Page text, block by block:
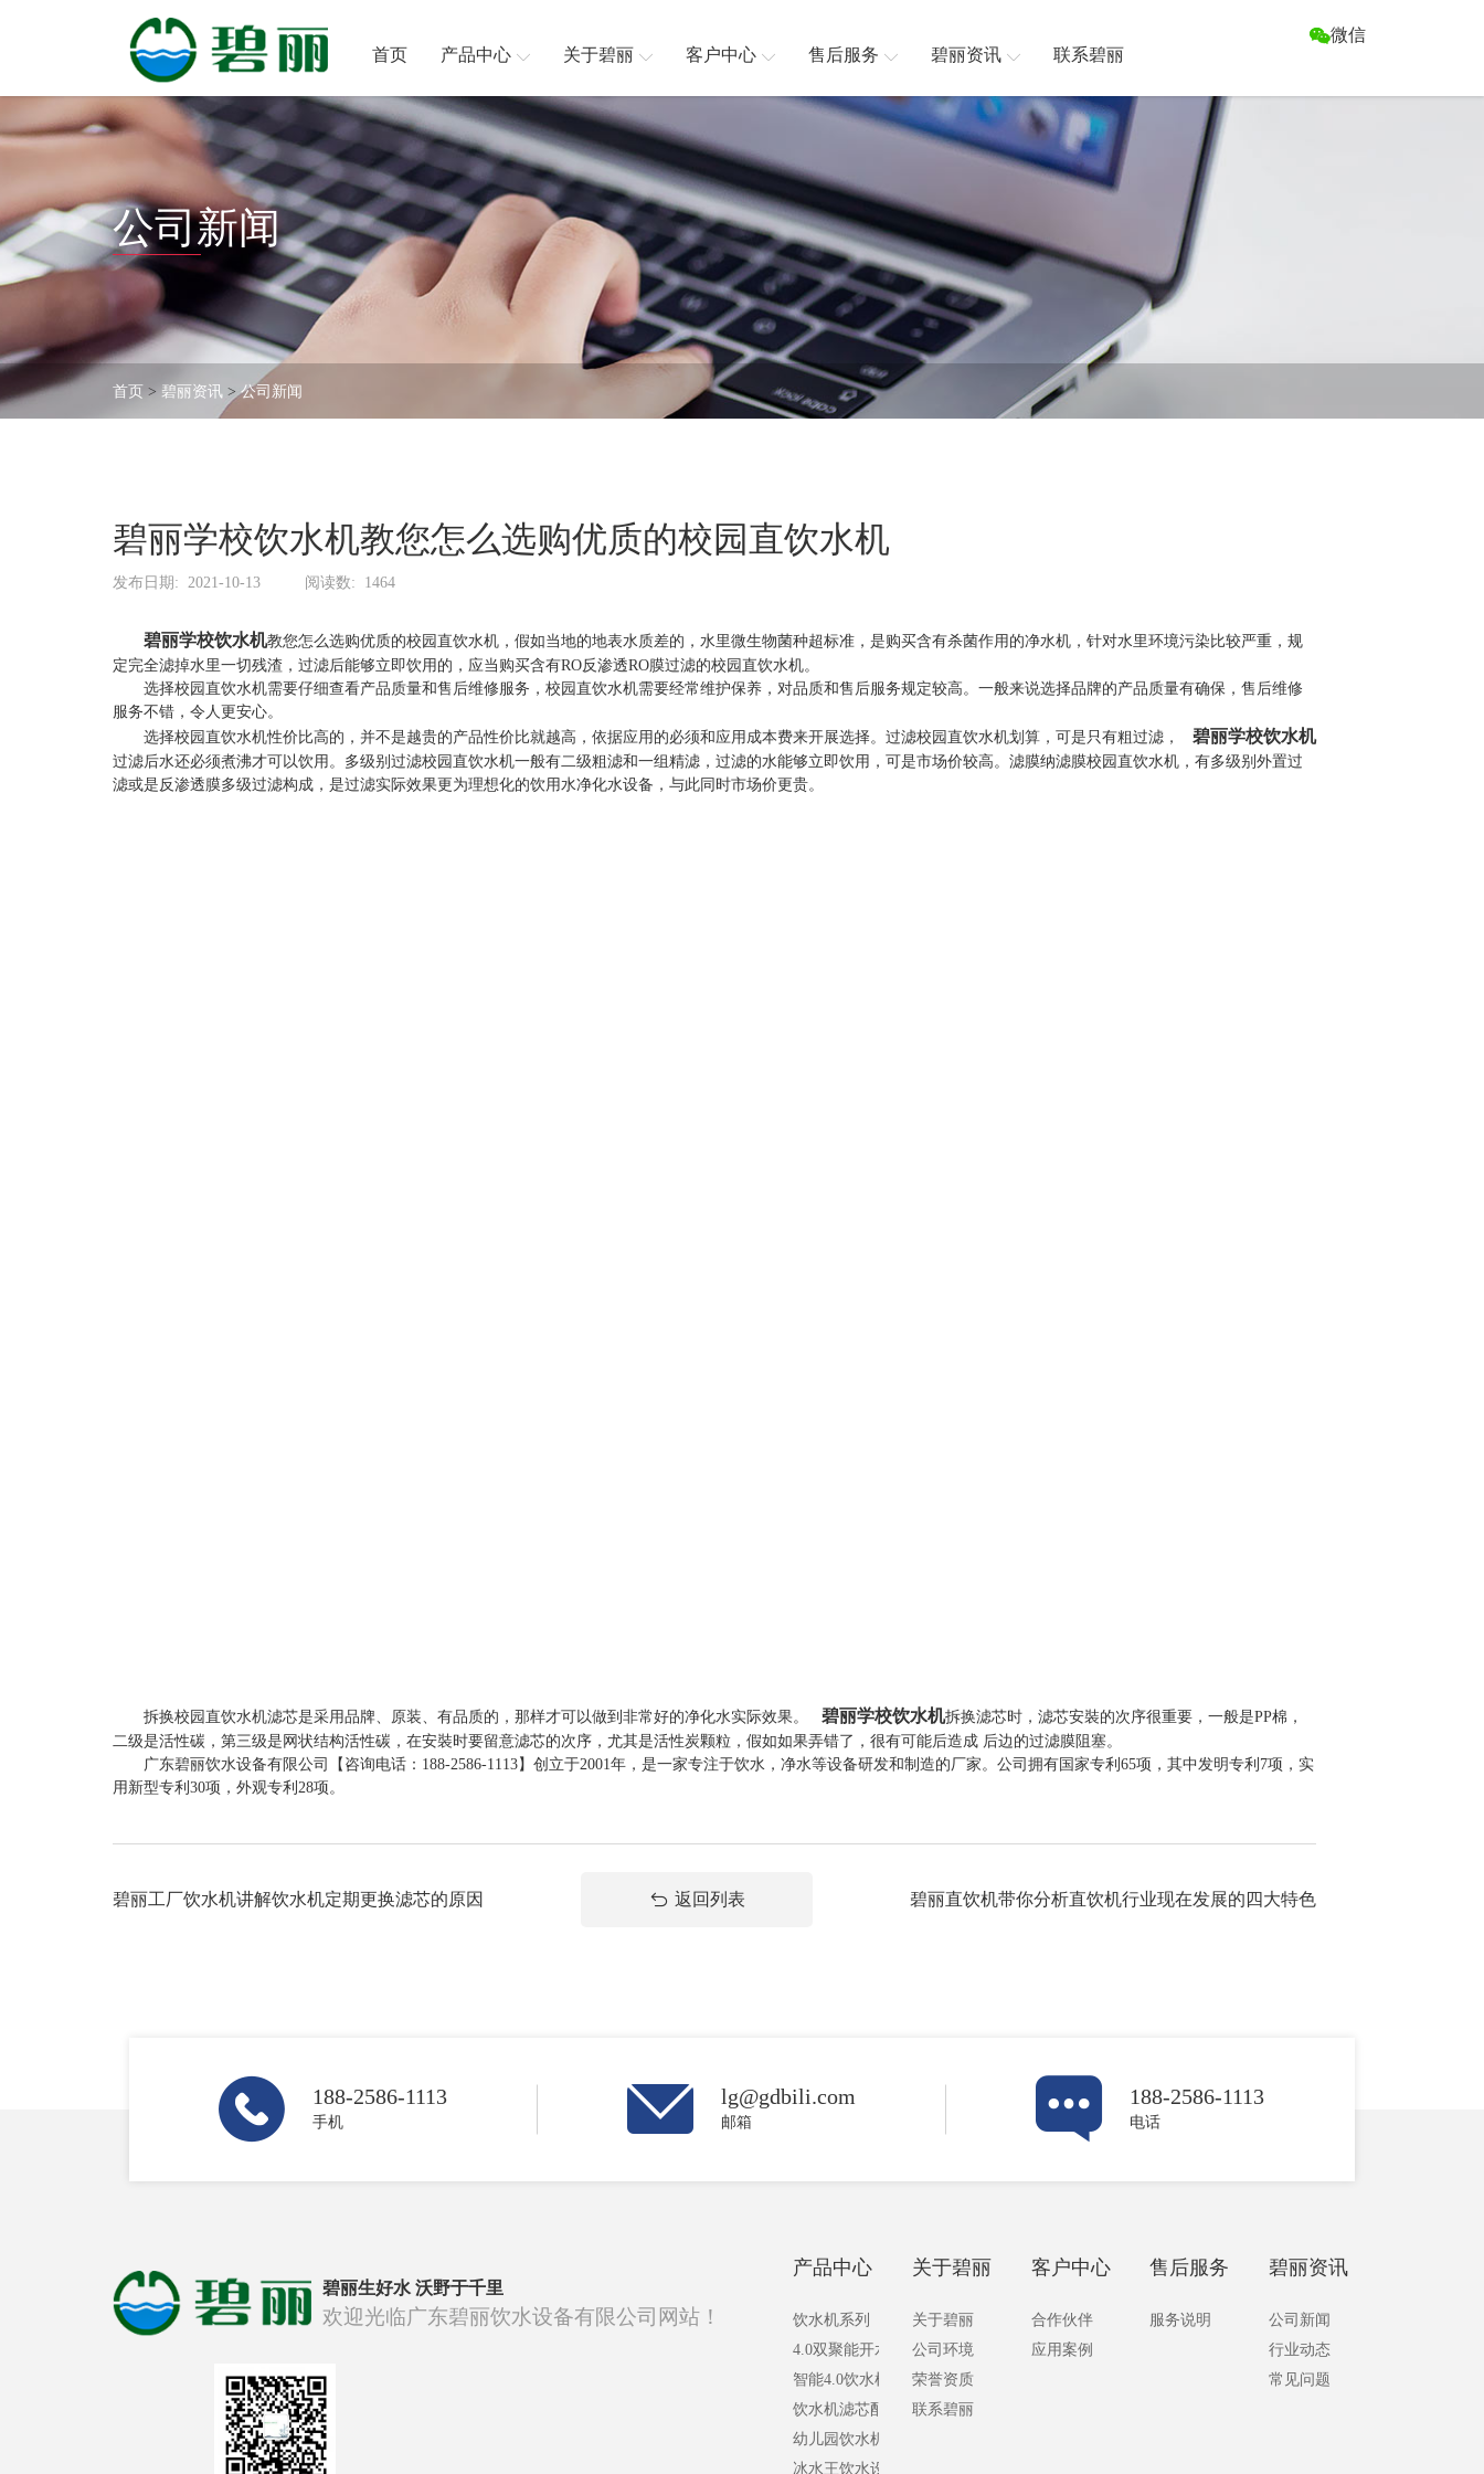
微信
首页
产品中心 关于碧丽 客户中心 售后服务 碧丽资讯 联系碧丽
公司新闻
首页 > 碧丽资讯 >公司新闻
碧丽学校饮水机教您怎么选购优质的校园直饮水机
发布日期: 2021-10-13 阅读数: 1464
碧丽学校饮水机教您怎么选购优质的校园直饮水机，假如当地的地表水质差的，水里微生物菌种超标准，是购买含有杀菌作用的净水机，针对水里环境污染比较严重，规
定完全滤掉水里一切残渣，过滤后能够立即饮用的，应当购买含有RO反渗透RO膜过滤的校园直饮水机。
选择校园直饮水机需要仔细查看产品质量和售后维修服务，校园直饮水机需要经常维护保养，对品质和售后服务规定较高。一般来说选择品牌的产品质量有确保，售后维修
服务不错，令人更安心。
选择校园直饮水机性价比高的，并不是越贵的产品性价比就越高，依据应用的必须和应用成本费来开展选择。过滤校园直饮水机划算，可是只有粗过滤， 碧丽学校饮水机
过滤后水还必须煮沸才可以饮用。多级别过滤校园直饮水机一般有二级粗滤和一组精滤，过滤的水能够立即饮用，可是市场价较高。滤膜纳滤膜校园直饮水机，有多级别外置过
滤或是反渗透膜多级过滤构成，是过滤实际效果更为理想化的饮用水净化水设备，与此同时市场价更贵。
拆换校园直饮水机滤芯是采用品牌、原装、有品质的，那样才可以做到非常好的净化水实际效果。 碧丽学校饮水机拆换滤芯时，滤芯安裝的次序很重要，一般是PP棉，
二级是活性碳，第三级是网状结构活性碳，在安裝时要留意滤芯的次序，尤其是活性炭颗粒，假如如果弄错了，很有可能后造成 后边的过滤膜阻塞。
广东碧丽饮水设备有限公司【咨询电话：188-2586-1113】创立于2001年，是一家专注于饮水，净水等设备研发和制造的厂家。公司拥有国家专利65项，其中发明专利7项，实
用新型专利30项，外观专利28项。
碧丽工厂饮水机讲解饮水机定期更换滤芯的原因 返回列表 碧丽直饮机带你分析直饮机行业现在发展的四大特色
188-2586-1113
手机
lg@gdbili.com
邮箱
188-2586-1113
电话
碧丽生好水 沃野于千里
欢迎光临广东碧丽饮水设备有限公司网站！
产品中心
饮水机系列
4.0双聚能开水器系列
智能4.0饮水机设备
饮水机滤芯配件
幼儿园饮水机系列
冰水王饮水设备B系列
关于碧丽
关于碧丽
公司环境
荣誉资质
联系碧丽
客户中心
合作伙伴
应用案例
售后服务
服务说明
碧丽资讯
公司新闻
行业动态
常见问题
产
中
碧
丽
客
户
中
服
务
碧
资